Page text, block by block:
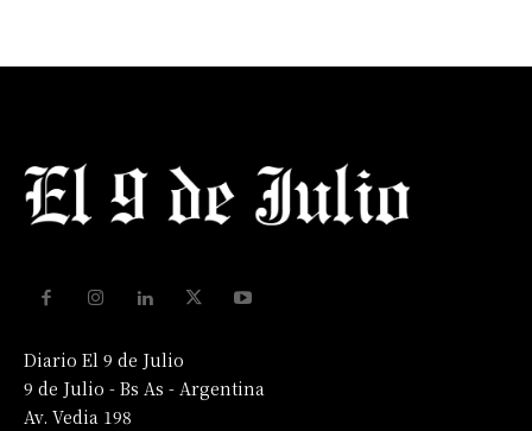
Diario El 9 de Julio
9 de Julio - Bs As - Argentina
Av. Vedia 198